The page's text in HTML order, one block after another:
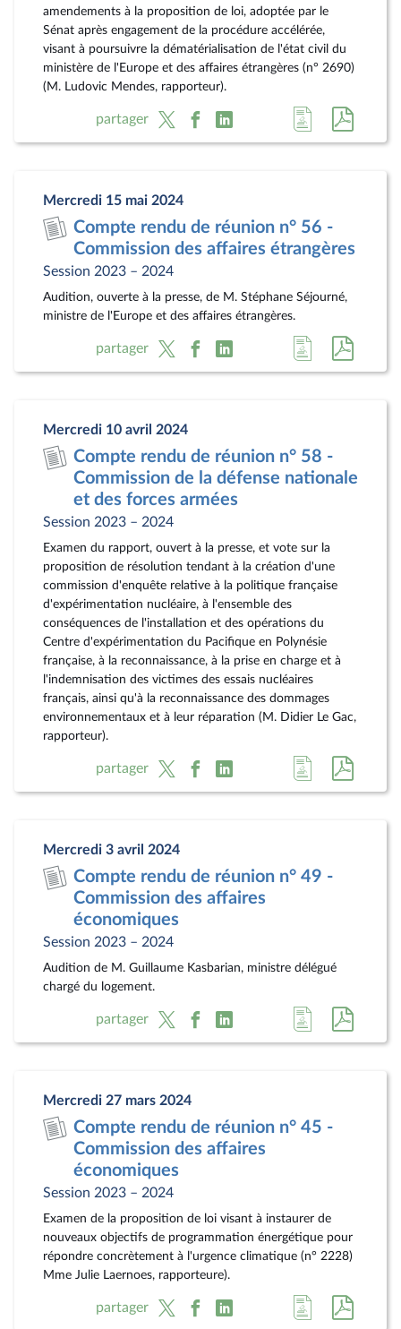
amendements à la proposition de loi, adoptée par le
Sénat après engagement de la procédure accélérée,
visant à poursuivre la dématérialisation de l'état civil du
ministère de l'Europe et des affaires étrangères (n° 2690)
(M. Ludovic Mendes, rapporteur).
partager
Accéder
à
document
au
pdf
Mercredi 15 mai 2024
Compte rendu de réunion n° 56 -
Commission des affaires étrangères
Session 2023 – 2024
Audition, ouverte à la presse, de M. Stéphane Séjourné,
ministre de l'Europe et des affaires étrangères.
partager
Accéder
à
document
au
pdf
Mercredi 10 avril 2024
Compte rendu de réunion n° 58 -
Commission de la défense nationale
et des forces armées
Session 2023 – 2024
Examen du rapport, ouvert à la presse, et vote sur la
proposition de résolution tendant à la création d'une
commission d'enquête relative à la politique française
d'expérimentation nucléaire, à l'ensemble des
conséquences de l'installation et des opérations du
Centre d'expérimentation du Pacifique en Polynésie
française, à la reconnaissance, à la prise en charge et à
l'indemnisation des victimes des essais nucléaires
français, ainsi qu'à la reconnaissance des dommages
environnementaux et à leur réparation (M. Didier Le Gac,
rapporteur).
partager
Accéder
à
document
au
pdf
Mercredi 3 avril 2024
Compte rendu de réunion n° 49 -
Commission des affaires
économiques
Session 2023 – 2024
Audition de M. Guillaume Kasbarian, ministre délégué
chargé du logement.
partager
Accéder
à
document
au
pdf
Mercredi 27 mars 2024
Compte rendu de réunion n° 45 -
Commission des affaires
économiques
Session 2023 – 2024
Examen de la proposition de loi visant à instaurer de
nouveaux objectifs de programmation énergétique pour
répondre concrètement à l'urgence climatique (n° 2228)
Mme Julie Laernoes, rapporteure).
partager
Accéder